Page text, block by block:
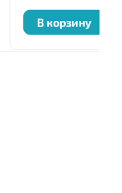
В корзину